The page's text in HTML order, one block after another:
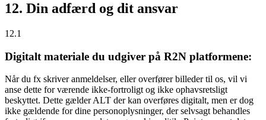
12. Din adfærd og dit ansvar
12.1
Digitalt materiale du udgiver på R2N platformene:
Når du fx skriver anmeldelser, eller overfører billeder til os, vil vi
anse dette for værende ikke-fortroligt og ikke ophavsretsligt
beskyttet. Dette gælder ALT der kan overføres digitalt, men er dog
ikke gældende for dine personoplysninger, der selvsagt behandles